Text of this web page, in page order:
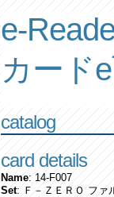
e-
カード
catalog
card details
Name: 14-F007
Set: Ｆ－ＺＥＲＯ ファ